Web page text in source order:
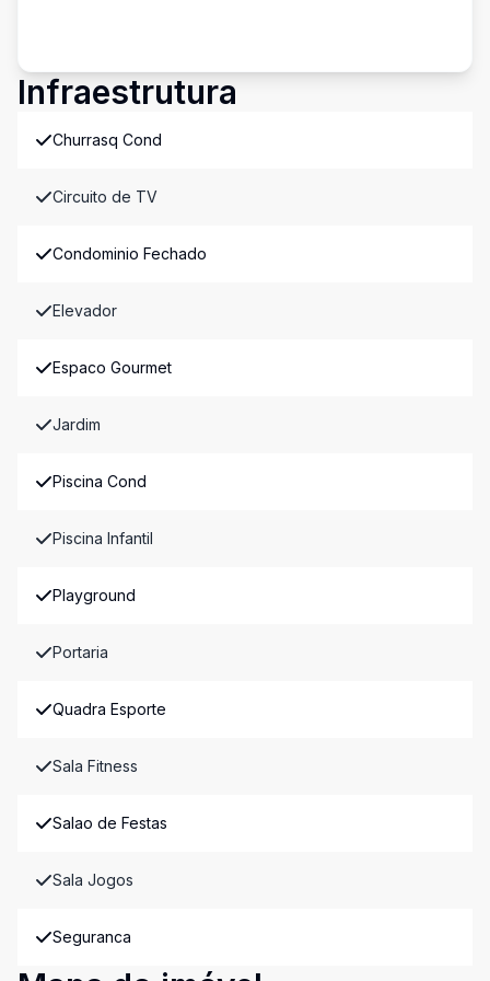
Infraestrutura
Churrasq Cond
Circuito de TV
Condominio Fechado
Elevador
Espaco Gourmet
Jardim
Piscina Cond
Piscina Infantil
Playground
Portaria
Quadra Esporte
Sala Fitness
Salao de Festas
Sala Jogos
Seguranca